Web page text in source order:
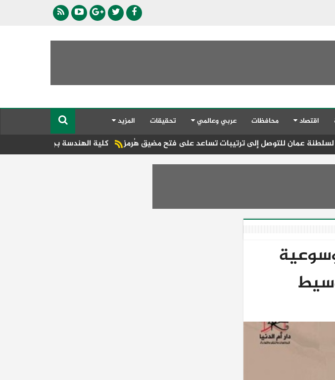
اقتصاد محافظات عربي وعالمي تحقيقات المزيد
كلية الهندسة بجامعة دمنهور تطلق للتوصل إلى ترتيبات تساعد على فتح مضيق هُرمز